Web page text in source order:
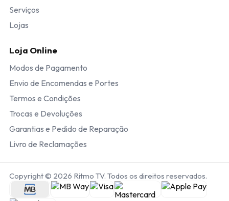
Serviços
Lojas
Loja Online
Modos de Pagamento
Envio de Encomendas e Portes
Termos e Condições
Trocas e Devoluções
Garantias e Pedido de Reparação
Livro de Reclamações
Copyright © 2026 Ritmo TV. Todos os direitos reservados.